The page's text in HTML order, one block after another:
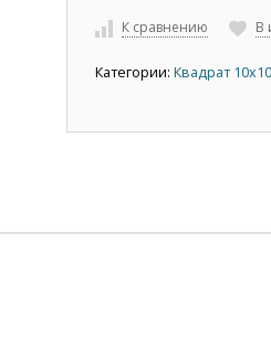
К сравнению В
Категории: Квадрат 10х10